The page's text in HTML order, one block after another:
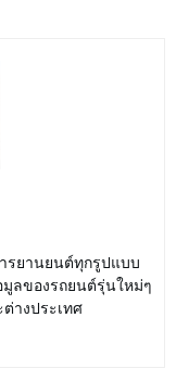
รยานยนต์ทุกรูปแบบ
ลของรถยนต์รุ่นใหม่ๆ
างประเทศ